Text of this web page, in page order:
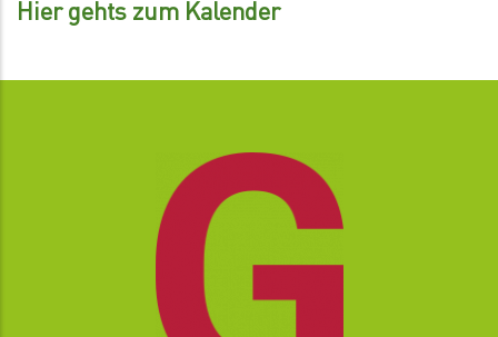
Hier gehts zum Kalender